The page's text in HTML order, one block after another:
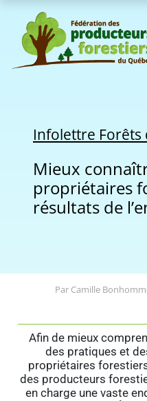
Infolettre Forêts
Mieux
propriétaires
résultats de
Par Camille
Afin de mieux
des pratiques et
propriétaires
des producteurs
en charge une vaste